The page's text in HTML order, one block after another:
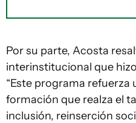
Por su parte, Acosta
interinstitucional que
“Este programa refuerza
formación que realza el
inclusión, reinserción